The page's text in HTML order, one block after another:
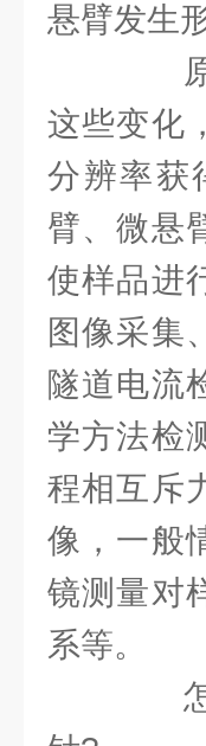
悬臂发生
原
这些变化
分辨率获
臂、微悬
使样品进
图像采集
隧道电流
学方法检
程相互斥
像，一般
镜测量对
系等。
怎